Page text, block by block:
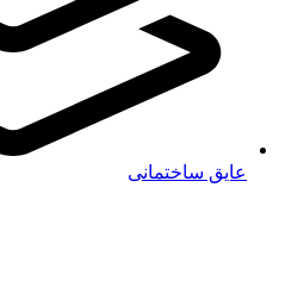
عایق ساختمانی